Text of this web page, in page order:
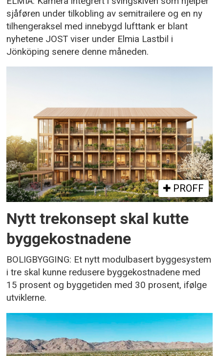
sjåføren under tilkobling av semitrailere og en ny
tilhengeraksel med innebygd lufttank er blant
nyhetene JOST viser under Elmia Lastbil i
Jönköping senere denne måneden.
PROFF
Nytt trekonsept skal kutte
byggekostnadene
BOLIGBYGGING: Et nytt modulbasert byggesystem
i tre skal kunne redusere byggekostnadene med
15 prosent og byggetiden med 30 prosent, ifølge
utviklerne.